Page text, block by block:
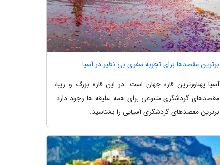
برترین مقصدها برای تجربه سفری بی نظیر در آسیا
آسیا پهناورترین قاره جهان است. در این قاره بزرگ و زیبا،
مقصدهای گردشگری متنوعی برای همه سلیقه ها وجود دارد.
برترین مقصدهای گردشگری آسیایی را بشناسید.